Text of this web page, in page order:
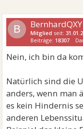
B BernhardQXY
Mitglied seit:
Beiträge: 18307
Nein, ich bin da
Natürlich sind die
anders, wenn man
es kein Hindernis
anderen